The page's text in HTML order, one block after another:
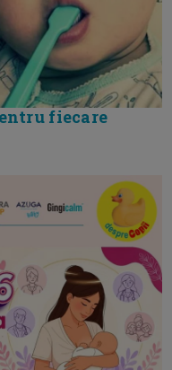
fiecare